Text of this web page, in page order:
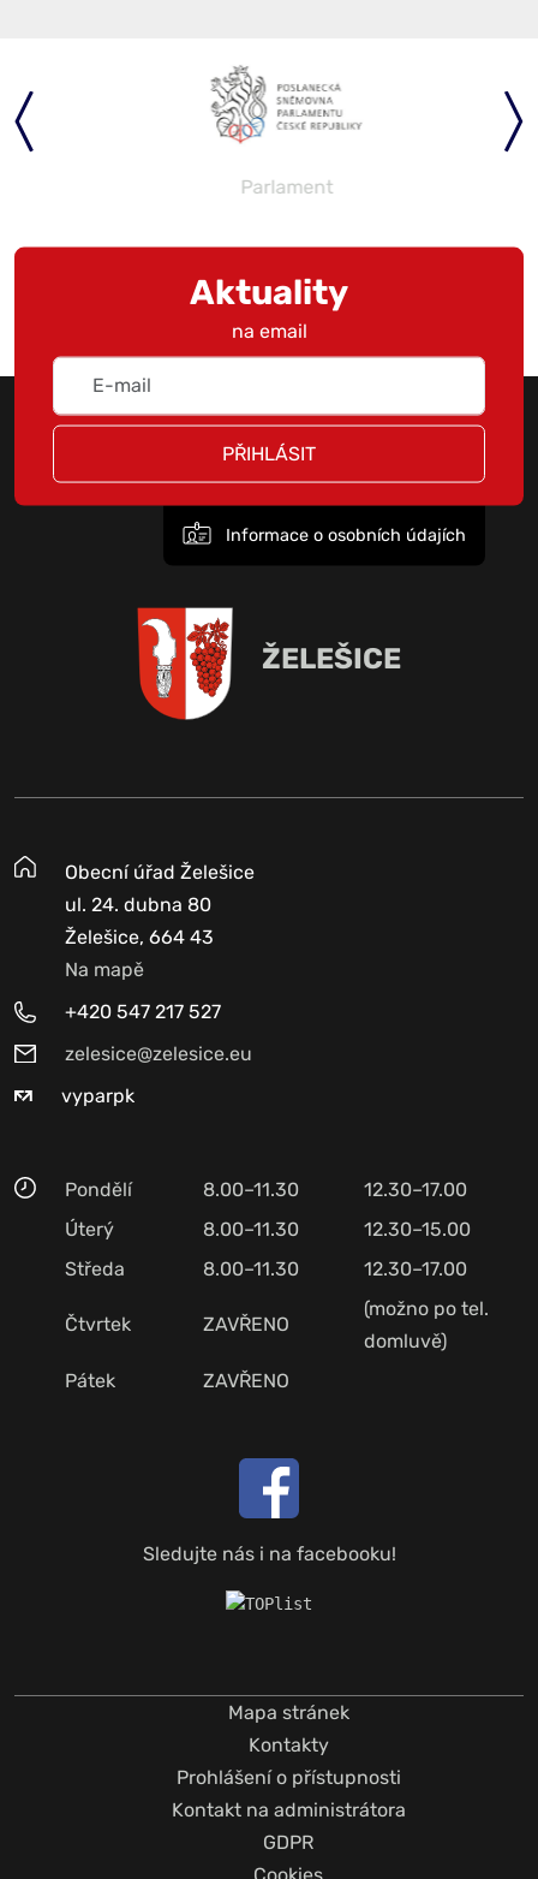
Parlament
Aktuality
na email
PŘIHLÁSIT
Informace o osobních údajích
ŽELEŠICE
Obecní úřad Želešice
ul. 24. dubna 80
Želešice, 664 43
Na mapě
+420 547 217 527
zelesice@zelesice.eu
vyparpk
Pondělí 8.00–11.30
12.30–17.00
Úterý
8.00–11.30
12.30–15.00
Středa
8.00–11.30 12.30–17.00
Čtvrtek ZAVŘENO
(možno po tel.
domluvě)
Pátek
ZAVŘENO
Sledujte nás i na facebooku!
Mapa stránek
Kontakty
Prohlášení o přístupnosti
Kontakt na administrátora
GDPR
Cookies